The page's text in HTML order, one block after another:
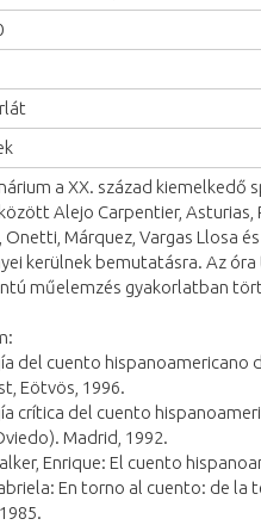
a XX. század kiemelkedő
Alejo Carpentier, Asturias,
Onetti, Márquez, Vargas Llosa
kerülnek bemutatásra. Az
műelemzés gyakorlatban
del cuento hispanoamericano
Eötvös, 1996.
crítica del cuento
Madrid, 1992.
Enrique: El cuento
En torno al cuento: de la